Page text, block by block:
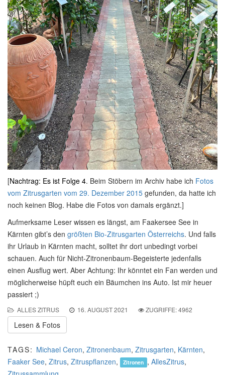
[Nachtrag: Es ist Folge 4. Beim Stöbern im Archiv habe ich Fotos
vom Zitrusgarten vom 29. Dezember 2015 gefunden, da hatte ich
noch keinen Blog. Habe die Fotos von damals ergänzt.]
Aufmerksame Leser wissen es längst, am Faakersee See in
Kärnten gibt’s den größten Bio-Zitrusgarten Österreichs. Und falls
ihr Urlaub in Kärnten macht, solltet ihr dort unbedingt vorbei
schauen. Auch für Nicht-Zitronenbaum-Begeisterte jedenfalls
einen Ausflug wert. Aber Achtung: Ihr könntet ein Fan werden und
möglicherweise hüpft euch ein Bäumchen ins Auto. Ist mir heuer
passiert ;)
ALLES ZITRUS 16. AUGUST 2021 ZUGRIFFE: 4962
Lesen & Fotos
TAGS: Michael Ceron, Zitronenbaum, Zitrusgarten, Kärnten,
Faaker See, Zitrus, Zitruspflanzen, Zitronen , AllesZitrus,